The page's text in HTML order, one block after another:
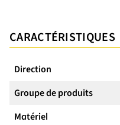
CARACTÉRISTIQUES
Direction
Groupe de produits
Matériel